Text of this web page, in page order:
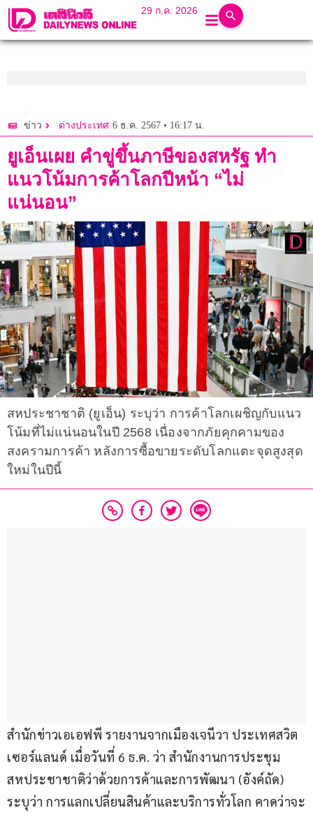
29 ก.ค. 2026
ข่าว ต่างประเทศ 6 ธ.ค. 2567 • 16:17 น.
ยูเอ็นเผย คำขู่ขึ้นภาษีของสหรัฐ ทำ
แนวโน้มการค้าโลกปีหน้า “ไม่
แน่นอน”
สหประชาชาติ (ยูเอ็น) ระบุว่า การค้าโลกเผชิญกับแนว
โน้มที่ไม่แน่นอนในปี 2568 เนื่องจากภัยคุกคามของ
สงครามการค้า หลังการซื้อขายระดับโลกแตะจุดสูงสุด
ใหม่ในปีนี้
สำนักข่าวเอเอฟพี รายงานจากเมืองเจนีวา ประเทศสวิต
เซอร์แลนด์ เมื่อวันที่ 6 ธ.ค. ว่า สำนักงานการประชุม
สหประชาชาติว่าด้วยการค้าและการพัฒนา (อังค์ถัด)
ระบุว่า การแลกเปลี่ยนสินค้าและบริการทั่วโลก คาดว่าจะ